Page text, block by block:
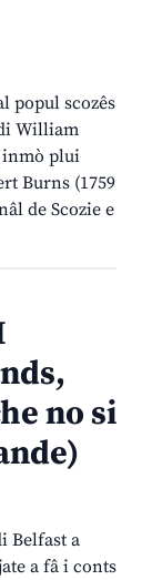
popul scozês
William
inmò plui
Burns (1759
de Scozie e
no si
Belfast a
a fâ i conts